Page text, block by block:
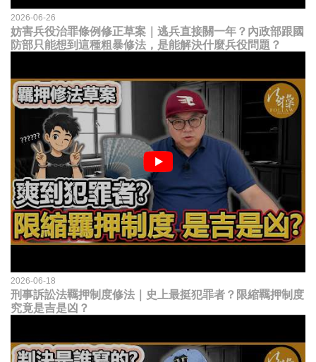
2026-06-26
妨害兵役治罪條例修正草案｜逃兵直接關一年？內政部跟國
防部只能想到這種粗暴修法，是能解決什麼兵役問題？
2026-06-18
刑事訴訟法羈押制度修法｜史上最挺犯罪者？限縮羈押制度
究竟是吉是凶？